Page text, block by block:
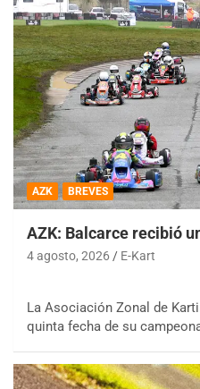
AZK BREVES
AZK: Balcarce recibió
4 agosto, 2026 E-Kart
La Asociación Zonal de
quinta fecha de su